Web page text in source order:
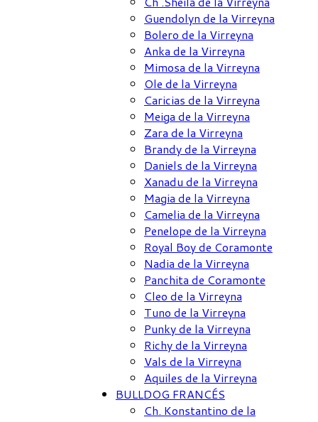
Guendolyn de la Virreyna
Bolero de la Virreyna
Anka de la Virreyna
Mimosa de la Virreyna
Ole de la Virreyna
Caricias de la Virreyna
Meiga de la Virreyna
Zara de la Virreyna
Brandy de la Virreyna
Daniels de la Virreyna
Xanadu de la Virreyna
Magia de la Virreyna
Camelia de la Virreyna
Penelope de la Virreyna
Royal Boy de Coramonte
Nadia de la Virreyna
Panchita de Coramonte
Cleo de la Virreyna
Tuno de la Virreyna
Punky de la Virreyna
Richy de la Virreyna
Vals de la Virreyna
Aquiles de la Virreyna
BULLDOG FRANCÉS
Ch. Konstantino de la